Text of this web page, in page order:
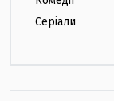
Серіали